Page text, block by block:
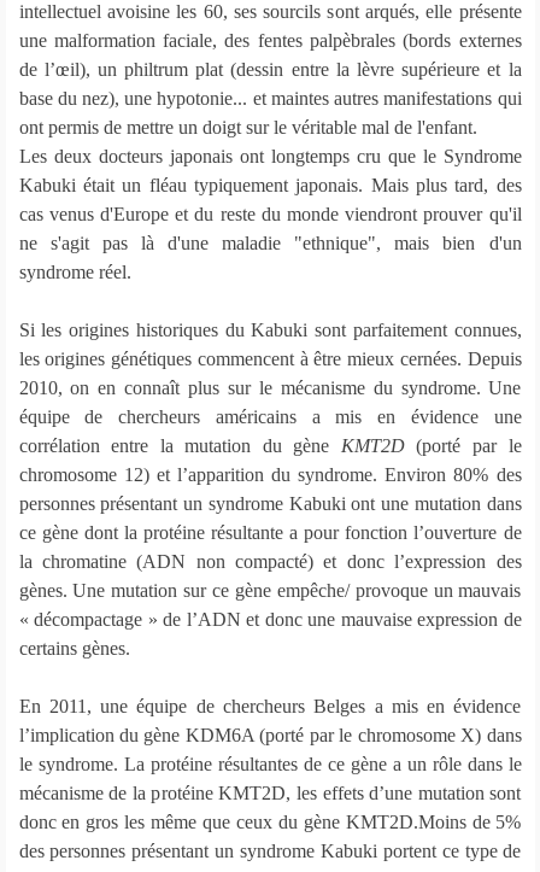
intellectuel avoisine les 60, ses sourcils sont arqués, elle présente
une malformation faciale, des fentes palpèbrales (bords externes
de l’œil), un philtrum plat (dessin entre la lèvre supérieure et la
base du nez), une hypotonie... et maintes autres manifestations qui
ont permis de mettre un doigt sur le véritable mal de l'enfant.
Les deux docteurs japonais ont longtemps cru que le Syndrome
Kabuki était un fléau typiquement japonais. Mais plus tard, des
cas venus d'Europe et du reste du monde viendront prouver qu'il
ne s'agit pas là d'une maladie "ethnique", mais bien d'un
syndrome réel.
Si les origines historiques du Kabuki sont parfaitement connues,
les origines génétiques commencent à être mieux cernées. Depuis
2010, on en connaît plus sur le mécanisme du syndrome. Une
équipe de chercheurs américains a mis en évidence une
corrélation entre la mutation du gène KMT2D(porté par le
chromosome 12) et l’apparition du syndrome. Environ 80% des
personnes présentant un syndrome Kabuki ont une mutation dans
ce gène dont la protéine résultante a pour fonction l’ouverture de
la chromatine (ADN non compacté) et donc l’expression des
gènes. Une mutation sur ce gène empêche/ provoque un mauvais
« décompactage » de l’ADN et donc une mauvaise expression de
certains gènes.
En 2011, une équipe de chercheurs Belges a mis en évidence
l’implication du gène KDM6A (porté par le chromosome X) dans
le syndrome. La protéine résultantes de ce gène a un rôle dans le
mécanisme de la protéine KMT2D, les effets d’une mutation sont
donc en gros les même que ceux du gène KMT2D.Moins de 5%
des personnes présentant un syndrome Kabuki portent ce type de